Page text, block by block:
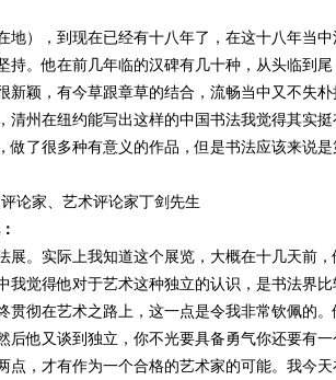
），到现在已经有十八年了，在这十八年当
。他在前几年临的汉碑有几十种，从头临到
颖，有今草跟章草的结合，流畅当中又不失
州在纽约能写出这样的中国书法我觉得其实
了很多种有意义的作品，但是书法应该来说
论家、艺术评论家丁剑先生
。实际上我知道这个展览，大概在十几天前
觉得他对于艺术这种独立的认识，是书法界
彻在艺术之路上，这一点是令我非常钦佩的
他又谈到独立，你不光要具备勇气你还要有
，才有作为一个合格的艺术家的可能。我今